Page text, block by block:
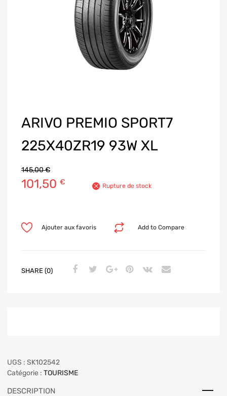
ARIVO PREMIO SPORT7
225X40ZR19 93W XL
145,00€
101,50 € Rupture de stock
Add to Compare
Ajouter aux favoris
SHARE (0)
UGS : SK102542
Catégorie : TOURISME
DESCRIPTION